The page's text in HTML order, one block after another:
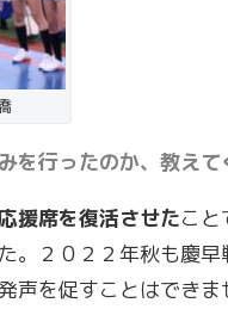
行ったのか、教えて
援席を復活させたこと
。２０２２年秋も慶早
声を促すことはできま